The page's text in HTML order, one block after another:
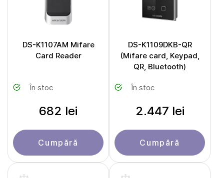
DS-K1107AM Mifare
Card Reader
În stoc
682 lei
Cumpără
DS-K1109DKB-QR
(Mifare card, Keypad,
QR, Bluetooth)
În stoc
2.447 lei
Cumpără